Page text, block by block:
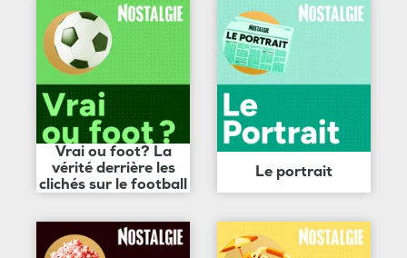
Vrai ou foot? La
vérité derrière les
clichés sur le football
Le portrait